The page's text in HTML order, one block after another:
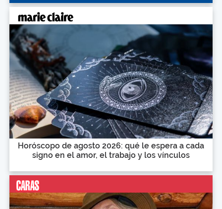
Horóscopo de agosto 2026: qué le espera a cada
signo en el amor, el trabajo y los vínculos